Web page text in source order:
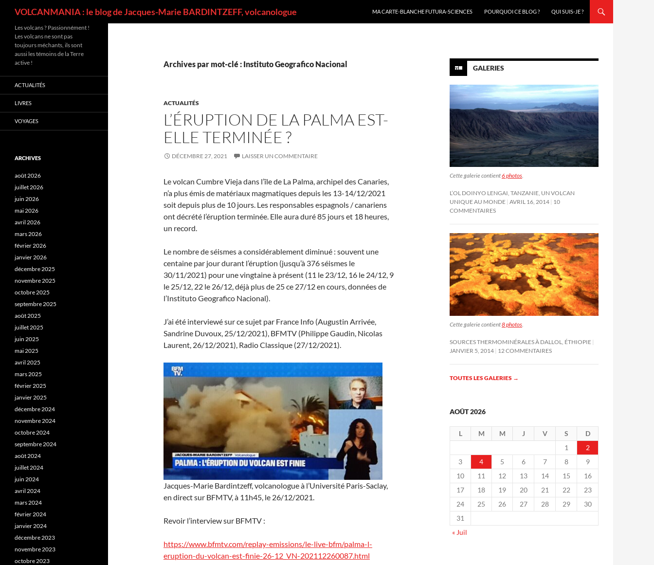
VOLCANMANIA : le blog de Jacques-Marie BARDINTZEFF, volcanologue
MA CARTE-BLANCHE FUTURA-SCIENCES
POURQUOI CE BLOG ? QUI SUIS-JE ?
Archives par mot-clé : Instituto Geografico Nacional
ACTUALITÉS
L’ÉRUPTION DE LA PALMA EST-
ELLE TERMINÉE ?
DÉCEMBRE 27, 2021 LAISSER UN COMMENTAIRE
Le volcan Cumbre Vieja dans l’île de La Palma, archipel des Canaries,
n’a plus émis de matériaux magmatiques depuis les 13-14/12/2021
soit depuis plus de 10 jours. Les responsables espagnols / canariens
ont décrété l’éruption terminée. Elle aura duré 85 jours et 18 heures,
un record.
Le nombre de séismes a considérablement diminué : souvent une
centaine par jour durant l’éruption (jusqu’à 376 séismes le
30/11/2021) pour une vingtaine à présent (11 le 23/12, 16 le 24/12, 9
le 25/12, 22 le 26/12, déjà plus de 25 ce 27/12 en cours, données de
l’Instituto Geografico Nacional).
J’ai été interviewé sur ce sujet par France Info (Augustin Arrivée,
Sandrine Duvoux, 25/12/2021), BFMTV (Philippe Gaudin, Nicolas
Laurent, 26/12/2021), Radio Classique (27/12/2021).
Jacques-Marie Bardintzeff, volcanologue à l’Université Paris-Saclay,
en direct sur BFMTV, à 11h45, le 26/12/2021.
Revoir l’interview sur BFMTV :
https://www.bfmtv.com/replay-emissions/le-live-bfm/palma-l-
eruption-du-volcan-est-finie-26-12_VN-202112260087.html
GALERIES
Cette galerie contient6 photos.
L’OL DOINYO LENGAI, TANZANIE, UN VOLCAN
UNIQUE AU MONDE AVRIL 16, 2014 10
COMMENTAIRES
Cette galerie contient8 photos
SOURCES THERMOMINÉRALES À DALLOL, ÉTHIOPIE
JANVIER 5, 2014 12 COMMENTAIRES
TOUTES LES GALERIES →
AOÛT 2026
L M M J V S
D
1
2
3
4 5 6 7 8
9
10
11 12 13 14 15
16
17
18 19 20 21 22
23
24
25 26 27 28 29
30
31
« Juil
Les volcans ? Passionnément !
Les volcans ne sont pas
toujours méchants, ils sont
aussi les témoins de la Terre
active !
ACTUALITÉS
LIVRES
VOYAGES
ARCHIVES
août 2026
juillet 2026
juin 2026
mai 2026
avril 2026
mars 2026
février 2026
janvier 2026
décembre 2025
novembre 2025
octobre 2025
septembre 2025
août 2025
juillet 2025
juin 2025
mai 2025
avril 2025
mars 2025
février 2025
janvier 2025
décembre 2024
novembre 2024
octobre 2024
septembre 2024
août 2024
juillet 2024
juin 2024
avril 2024
mars 2024
février 2024
janvier 2024
décembre 2023
novembre 2023
octobre 2023